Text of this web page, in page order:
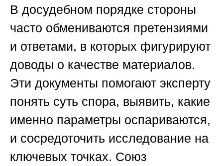
В досудебном порядке стороны
часто обмениваются претензиями
и ответами, в которых фигурируют
доводы о качестве материалов.
Эти документы помогают эксперту
понять суть спора, выявить, какие
именно параметры оспариваются,
и сосредоточить исследование на
ключевых точках. Союз